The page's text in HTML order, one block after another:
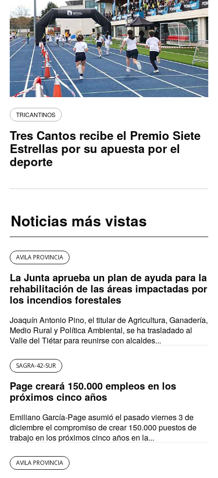
TRICANTINOS
Tres Cantos recibe el Premio Siete
Estrellas por su apuesta por el
deporte
Noticias más vistas
AVILA PROVINCIA
La Junta aprueba un plan de ayuda para la
rehabilitación de las áreas impactadas por
los incendios forestales
Joaquín Antonio Pino, el titular de Agricultura, Ganadería,
Medio Rural y Política Ambiental, se ha trasladado al
Valle del Tiétar para reunirse con alcaldes...
SAGRA-42-SUR
Page creará 150.000 empleos en los
próximos cinco años
Emiliano García-Page asumió el pasado viernes 3 de
diciembre el compromiso de crear 150.000 puestos de
trabajo en los próximos cinco años en la...
AVILA PROVINCIA